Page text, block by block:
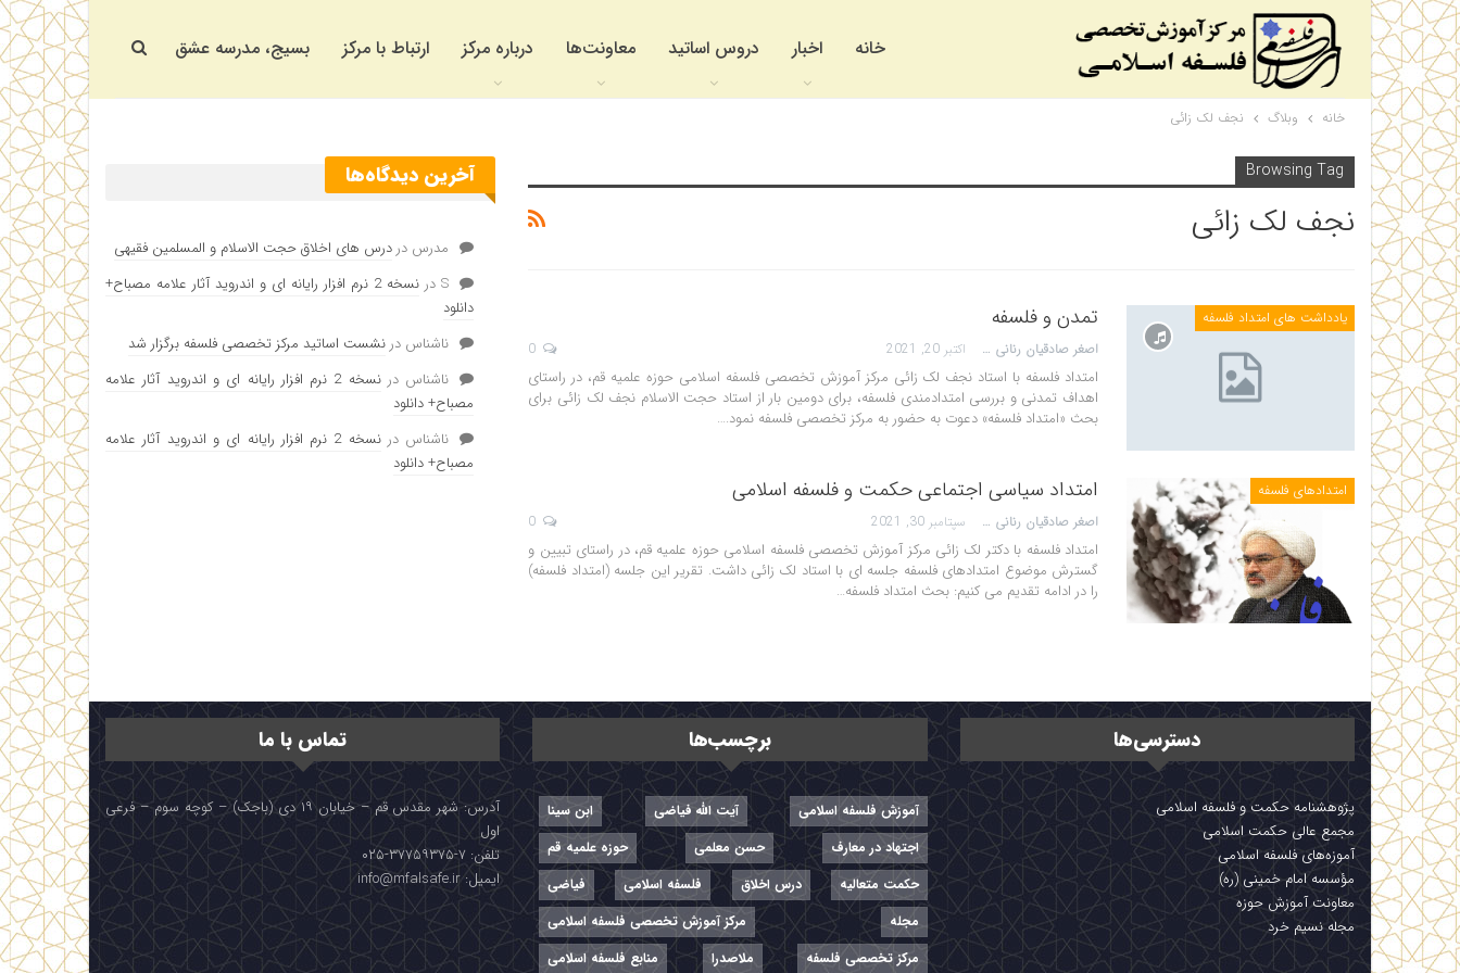
خانه اخبار دروس اساتید معاونت‌ها درباره مرکز ارتباط با مرکز بسیج، مدرسه عشق
خانه وبلاگ نجف لک زائی
Browsing Tag
نجف لک زائی
یادداشت های امتداد فلسفه تمدن و فلسفه
اصغر صادقیان رنانی اکتبر 20, 2021
امتداد فلسفه با استاد نجف لک زائی مرکز آموزش تخصصی فلسفه اسلامی حوزه علمیه قم، در راستای
اهداف تمدنی و بررسی امتدادمندی فلسفه، برای دومین بار از استاد حجت الاسلام نجف لک زائی برای
بحث «امتداد فلسفه» دعوت به حضور به مرکز تخصصی فلسفه نمود.…
امتدادهای فلسفه امتداد سیاسی اجتماعی حکمت و فلسفه اسلامی
اصغر صادقیان رنانی سپتامبر 30, 2021
امتداد فلسفه با دکتر لک زائی مرکز آموزش تخصصی فلسفه اسلامی حوزه علمیه قم، در راستای تبیین و
گسترش موضوع امتدادهای فلسفه جلسه ای با استاد لک زائی داشت. تقریر این جلسه (امتداد فلسفه)
را در ادامه تقدیم می کنیم: بحث امتداد فلسفه…
آخرین دیدگاه‌ها
مدرس در درس های اخلاق حجت الاسلام و المسلمین فقیهی
Sدر
نسخه 2 نرم افزار رایانه ای و اندروید آثار علامه مصباح+
دانلود
ناشناس در نشست اساتید مرکز تخصصی فلسفه برگزار شد
ناشناس در
نسخه 2 نرم افزار رایانه ای و اندروید آثار علامه
مصباح+ دانلود
ناشناس در
نسخه 2 نرم افزار رایانه ای و اندروید آثار علامه
مصباح+ دانلود
دسترسی‌ها
پژوهشنامه حکمت و فلسفه اسلامی
مجمع عالی حکمت اسلامی
آموزه‌های فلسفه اسلامی
مؤسسه امام خمینی (ره)
معاونت آموزش حوزه
مجله نسیم خرد
برچسب‌ها
آموزش فلسفه اسلامی آیت الله فیاضی
ابن سینا
اجتهاد در معارف
حسن معلمی
حوزه علمیه قم
حکمت متعالیه
درس اخلاق فلسفه اسلامی
فیاضی
مجله
مرکز آموزش تخصصی فلسفه اسلامی
مرکز تخصصی فلسفه
ملاصدرا منابع فلسفه اسلامی
تماس با ما
آدرس: شهر مقدس قم – خیابان ۱۹ دی (باجک) – کوچه سوم – فرعی
اول
تلفن: ۷-۳۷۷۵۹۳۷۵-۰۲۵
ایمیل: info@mfalsafe.ir